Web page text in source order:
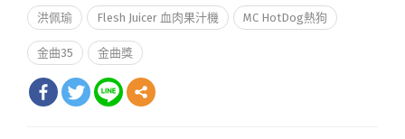
洪佩瑜 Flesh Juicer 血肉果汁機 MC HotDog熱狗
金曲35 金曲獎